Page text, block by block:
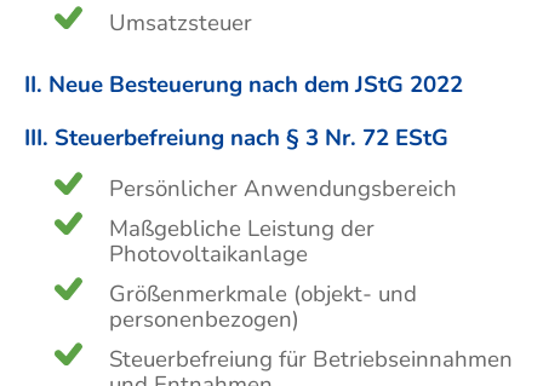
Umsatzsteuer
II. Neue Besteuerung nach dem JStG 2022
III. Steuerbefreiung nach § 3 Nr. 72 EStG
Persönlicher Anwendungsbereich
Maßgebliche Leistung der
Photovoltaikanlage
Größenmerkmale (objekt- und
personenbezogen)
Steuerbefreiung für Betriebseinnahmen